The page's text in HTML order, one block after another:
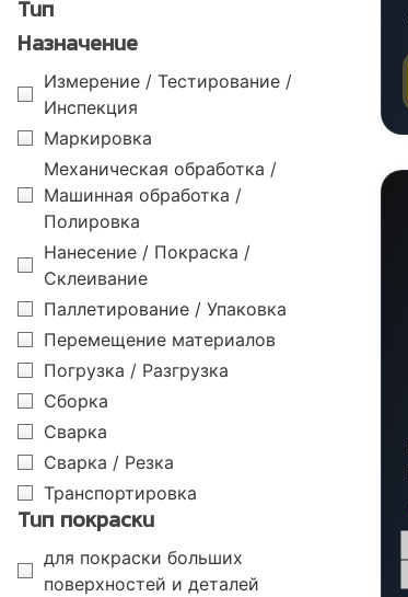
Тип
Назначение
Измерение / Тестирование /
Инспекция
Маркировка
Механическая обработка /
Машинная обработка /
Полировка
Нанесение / Покраска /
Склеивание
Паллетирование / Упаковка
Перемещение материалов
Погрузка / Разгрузка
Сборка
Сварка
Сварка / Резка
Транспортировка
Тип покраски
для покраски больших
поверхностей и деталей